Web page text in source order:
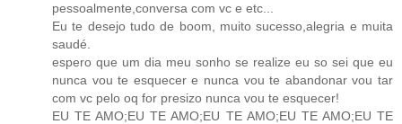
pessoalmente,conversa com vc e etc...
Eu te desejo tudo de boom, muito sucesso,alegria e muita
saudé.
espero que um dia meu sonho se realize eu so sei que eu
nunca vou te esquecer e nunca vou te abandonar vou tar
com vc pelo oq for presizo nunca vou te esquecer!
EU TE AMO;EU TE AMO;EU TE AMO;EU TE AMO;EU TE